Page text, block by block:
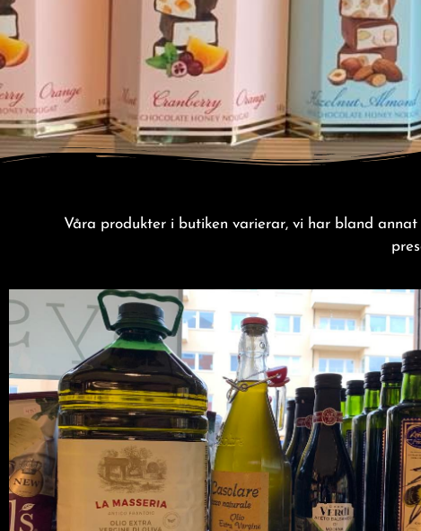
Våra produkter i butiken varierar, vi har bland